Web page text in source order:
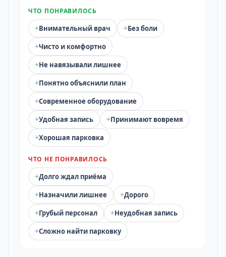
ЧТО ПОНРАВИЛОСЬ
+Внимательный врач +Без боли
+Чисто и комфортно
+Не навязывали лишнее
+Понятно объяснили план
+Современное оборудование
+Удобная запись +Принимают вовремя
+Хорошая парковка
ЧТО НЕ ПОНРАВИЛОСЬ
+Долго ждал приёма
+Назначили лишнее +Дорого
+Грубый персонал +Неудобная запись
+Сложно найти парковку